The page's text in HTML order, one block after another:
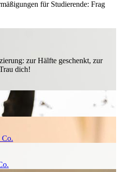
für Studierende: Frag
zur Hälfte geschenkt, zur
dich!
Co.